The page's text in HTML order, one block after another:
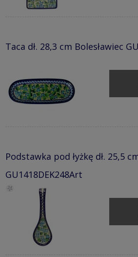
Taca dł. 28,3 cm Bolesławiec
Podstawka pod łyżkę dł. 25,5
GU1418DEK248Art